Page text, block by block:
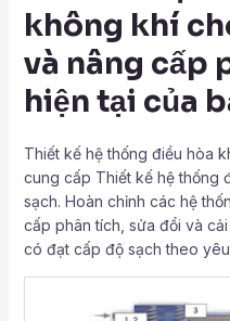
không khí
và nâng cấp
hiện tại của
Thiết kế hệ thống điều hòa
cung cấp Thiết kế hệ thống
sạch. Hoàn chỉnh các hệ
cấp phân tích, sửa đổi và
có đạt cấp độ sạch theo